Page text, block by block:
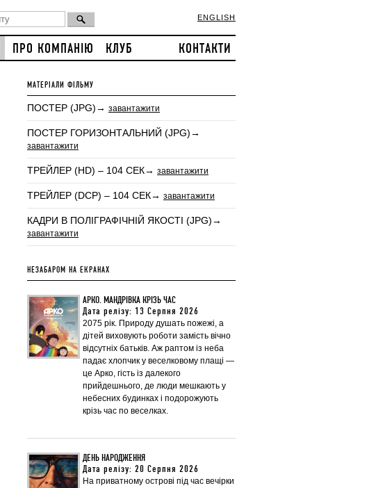
ENGLISH
ПРО КОМПАНІЮ КЛУБ КОНТАКТИ
МАТЕРІАЛИ ФІЛЬМУ
ПОСТЕР (JPG)→ завантажити
ПОСТЕР ГОРИЗОНТАЛЬНИЙ (JPG)→
завантажити
ТРЕЙЛЕР (HD) – 104 СЕК→ завантажити
ТРЕЙЛЕР (DCP) – 104 СЕК→ завантажити
КАДРИ В ПОЛІГРАФІЧНІЙ ЯКОСТІ (JPG)→
завантажити
НЕЗАБАРОМ НА ЕКРАНАХ
АРКО. МАНДРІВКА КРІЗЬ ЧАС
Дата релізу: 13 Серпня 2026
2075 рік. Природу душать пожежі, а
дітей виховують роботи замість вічно
відсутніх батьків. Аж раптом із неба
падає хлопчик у веселковому плащі —
це Арко, гість із далекого
прийдешнього, де люди мешкають у
небесних будинках і подорожують
крізь час по веселках.
ДЕНЬ НАРОДЖЕННЯ
Дата релізу: 20 Серпня 2026
На приватному острові під час вечірки